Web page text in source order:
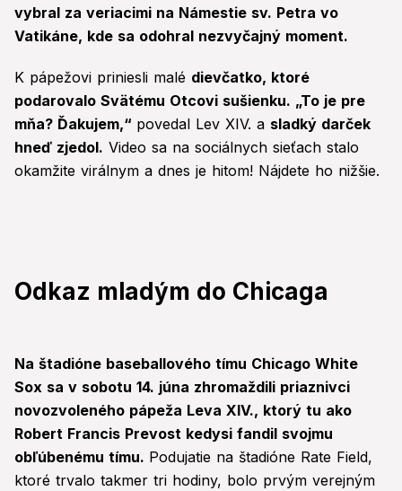
vybral za veriacimi na Námestie sv. Petra vo
Vatikáne, kde sa odohral nezvyčajný moment.
K pápežovi priniesli malé dievčatko, ktoré
podarovalo Svätému Otcovi sušienku. „To je pre
mňa? Ďakujem,“ povedal Lev XIV. a sladký darček
hneď zjedol. Video sa na sociálnych sieťach stalo
okamžite virálnym a dnes je hitom! Nájdete ho nižšie.
Odkaz mladým do Chicaga
Na štadióne baseballového tímu Chicago White
Sox sa v sobotu 14. júna zhromaždili priaznivci
novozvoleného pápeža Leva XIV., ktorý tu ako
Robert Francis Prevost kedysi fandil svojmu
obľúbenému tímu. Podujatie na štadióne Rate Field,
ktoré trvalo takmer tri hodiny, bolo prvým verejným